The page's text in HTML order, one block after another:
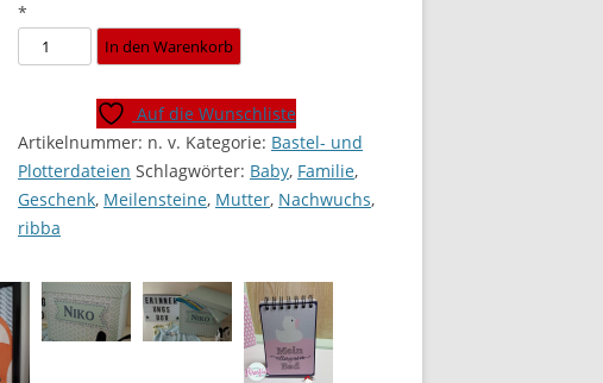
*
Plotterdatei
"Meilensteine
Mädchen"
Menge
In den Warenkorb
Auf die Wunschliste
Artikelnummer: n. v. Kategorie: Bastel- und
Plotterdateien Schlagwörter: Baby, Familie,
Geschenk, Meilensteine, Mutter, Nachwuchs,
ribba